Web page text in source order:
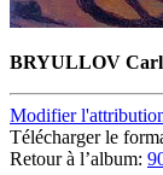
BRYULLOV Carl
Modifier
Télécharger le
Retour à l’album: